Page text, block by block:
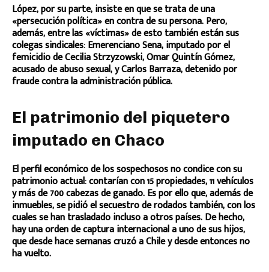
López, por su parte, insiste en que se trata de una
«persecución política» en contra de su persona. Pero,
además, entre las «víctimas» de esto también están sus
colegas sindicales: Emerenciano Sena, imputado por el
femicidio de Cecilia Strzyzowski, Omar Quintín Gómez,
acusado de abuso sexual, y Carlos Barraza, detenido por
fraude contra la administración pública.
El patrimonio del piquetero
imputado en Chaco
El perfil económico de los sospechosos no condice con su
patrimonio actual: contarían con 15 propiedades, 11 vehículos
y más de 700 cabezas de ganado. Es por ello que, además de
inmuebles, se pidió el secuestro de rodados también, con los
cuales se han trasladado incluso a otros países. De hecho,
hay una orden de captura internacional a uno de sus hijos,
que desde hace semanas cruzó a Chile y desde entonces no
ha vuelto.